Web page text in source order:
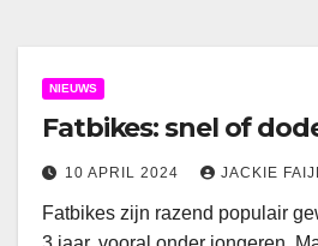
NIEUWS
Fatbikes: snel of
10 APRIL 2024 JACKIE
Fatbikes zijn razend populair